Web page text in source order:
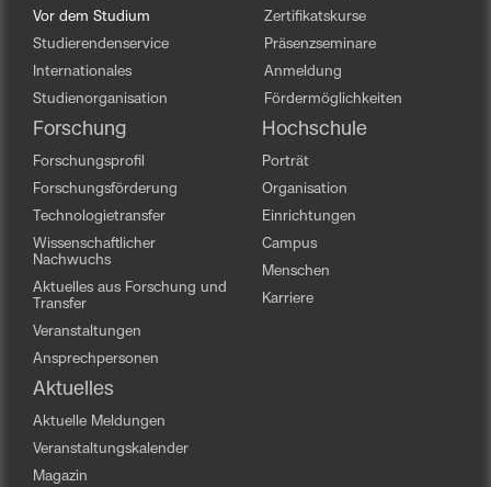
Vor dem Studium
Studierendenservice
Internationales
Studienorganisation
Zertifikatskurse
Präsenzseminare
Anmeldung
Fördermöglichkeiten
Forschung
Forschungsprofil
Forschungsförderung
Technologietransfer
Wissenschaftlicher
Nachwuchs
Aktuelles aus Forschung und
Transfer
Veranstaltungen
Ansprechpersonen
Hochschule
Porträt
Organisation
Einrichtungen
Campus
Menschen
Karriere
Aktuelles
Aktuelle Meldungen
Veranstaltungskalender
Magazin